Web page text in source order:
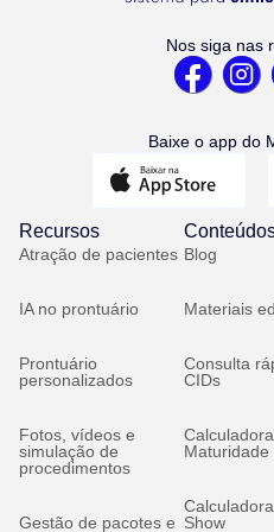
Nos siga nas
Baixe o app do
Recursos
Atração de pacientes
IA no prontuário
Prontuário
personalizados
Fotos, vídeos e
simulação de
procedimentos
Gestão de pacotes e
Blog
Materiais
Consulta
CIDs
Maturidade
Show